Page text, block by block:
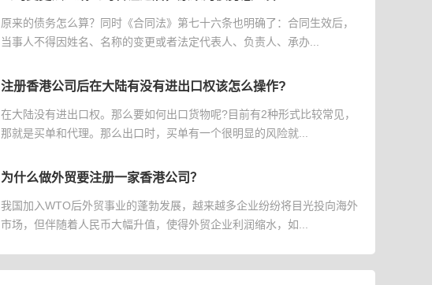
原来的债务怎么算？同时《合同法》第七十六条也明确了：合同生效后，
当事人不得因姓名、名称的变更或者法定代表人、负责人、承办...
注册香港公司后在大陆有没有进出口权该怎么操作?
在大陆没有进出口权。那么要如何出口货物呢?目前有2种形式比较常见，
那就是买单和代理。那么出口时，买单有一个很明显的风险就...
为什么做外贸要注册一家香港公司？
我国加入WTO后外贸事业的蓬勃发展，越来越多企业纷纷将目光投向海外
市场，但伴随着人民币大幅升值，使得外贸企业利润缩水，如...